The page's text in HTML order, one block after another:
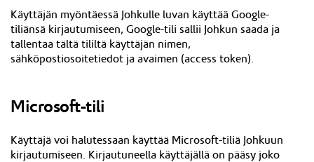
Käyttäjän myöntäessä Johkulle luvan käyttää Google-
tiliänsä kirjautumiseen, Google-tili sallii Johkun saada ja
tallentaa tältä tililtä käyttäjän nimen,
sähköpostiosoitetiedot ja avaimen (access token).
Microsoft-tili
Käyttäjä voi halutessaan käyttää Microsoft-tiliä Johkuun
kirjautumiseen. Kirjautuneella käyttäjällä on pääsy joko